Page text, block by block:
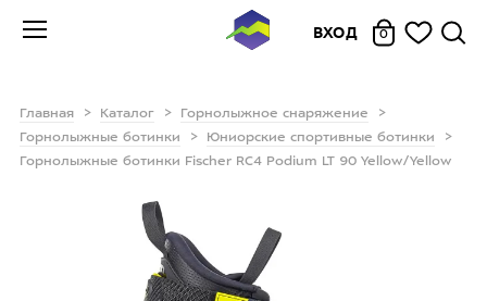
ВХОД 0
Главная Каталог
Горнолыжное снаряжение
Горнолыжные ботинки
Юниорские спортивные ботинки
Горнолыжные ботинки Fischer RC4 Podium LT 90 Yellow/Yellow